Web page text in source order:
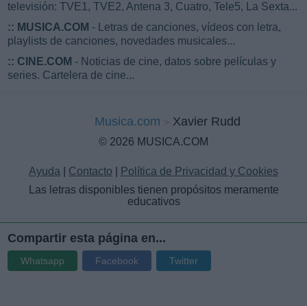
televisión: TVE1, TVE2, Antena 3, Cuatro, Tele5, La Sexta...
:: MUSICA.COM - Letras de canciones, vídeos con letra,
playlists de canciones, novedades musicales...
:: CINE.COM - Noticias de cine, datos sobre películas y
series. Cartelera de cine...
Musica.com Xavier Rudd
© 2026 MUSICA.COM
Ayuda Contacto
Política de Privacidad y Cookies
Las letras disponibles tienen propósitos meramente
educativos
Compartir esta página en...
Whatsapp Facebook Twitter